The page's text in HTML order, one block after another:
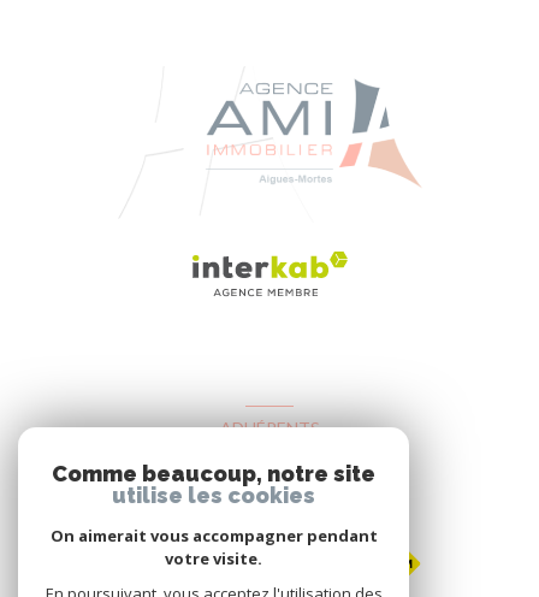
ADHÉRENTS
Nous adhérons
Comme beaucoup, notre site
utilise les cookies
On aimerait vous accompagner pendant
votre visite.